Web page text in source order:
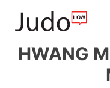
HWANG